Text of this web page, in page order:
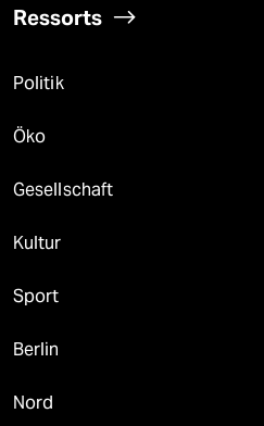
Ressorts
Politik
Öko
Gesellschaft
Kultur
Sport
Berlin
Nord